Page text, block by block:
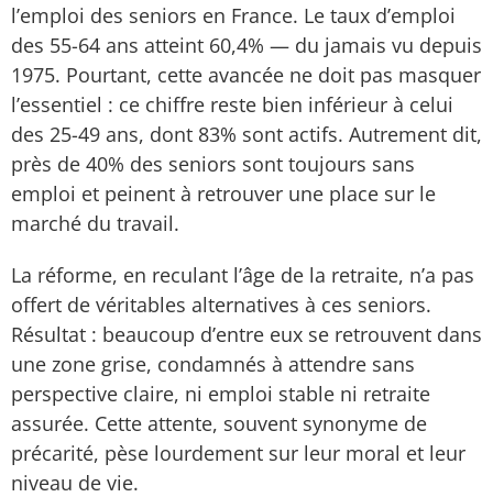
l’emploi des seniors en France. Le taux d’emploi
des 55-64 ans atteint 60,4% — du jamais vu depuis
1975. Pourtant, cette avancée ne doit pas masquer
l’essentiel : ce chiffre reste bien inférieur à celui
des 25-49 ans, dont 83% sont actifs. Autrement dit,
près de 40% des seniors sont toujours sans
emploi et peinent à retrouver une place sur le
marché du travail.
La réforme, en reculant l’âge de la retraite, n’a pas
offert de véritables alternatives à ces seniors.
Résultat : beaucoup d’entre eux se retrouvent dans
une zone grise, condamnés à attendre sans
perspective claire, ni emploi stable ni retraite
assurée. Cette attente, souvent synonyme de
précarité, pèse lourdement sur leur moral et leur
niveau de vie.